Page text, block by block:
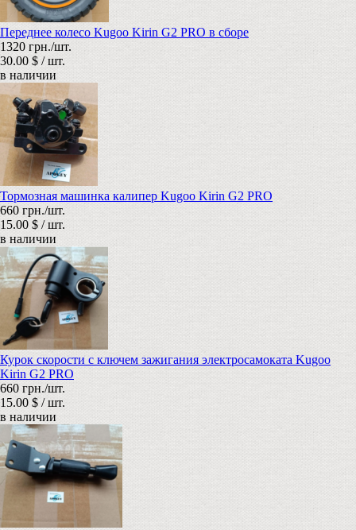
Переднее колесо Kugoo Kirin G2 PRO в сборе
1320 грн./шт.
30.00 $ / шт.
в наличии
Тормозная машинка калипер Kugoo Kirin G2 PRO
660 грн./шт.
15.00 $ / шт.
в наличии
Курок скорости с ключем зажигания электросамоката Kugoo
Kirin G2 PRO
660 грн./шт.
15.00 $ / шт.
в наличии